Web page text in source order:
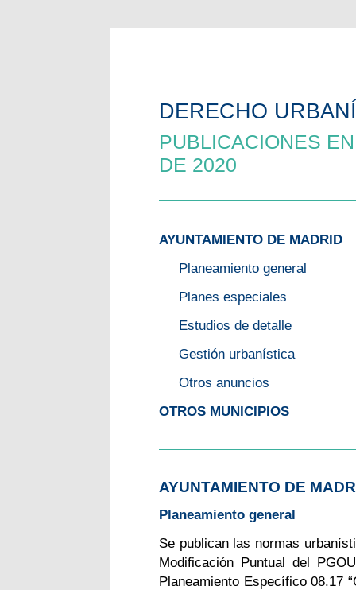
DERECHO
PUBLICACIONES
DE 2020
AYUNTAMIENTO DE MADRID
Planeamiento general
Planes especiales
Estudios de detalle
Gestión urbanística
Otros anuncios
OTROS MUNICIPIOS
AYUNTAMIENTO DE
Planeamiento general
Se publican las normas
Modificación Puntual del
Planeamiento Específico 08.17